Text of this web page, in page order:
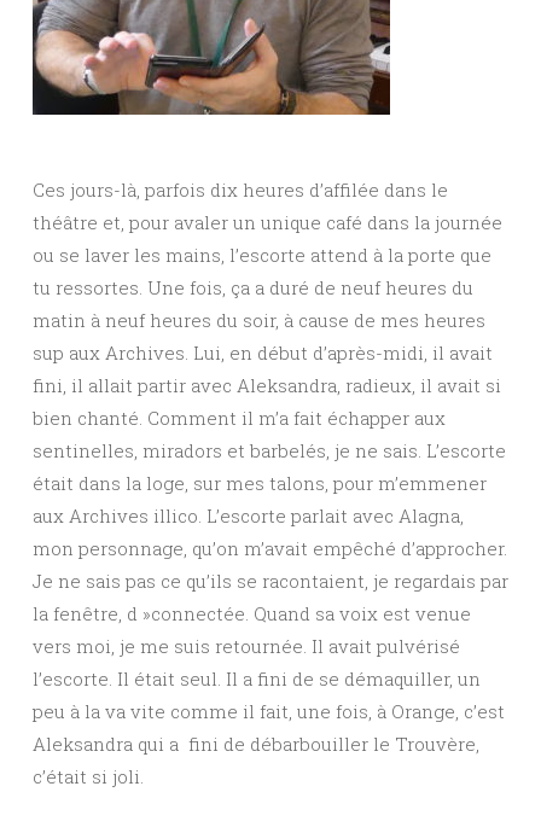
Ces jours-là, parfois dix heures d’affilée dans le
théâtre et, pour avaler un unique café dans la journée
ou se laver les mains, l’escorte attend à la porte que
tu ressortes. Une fois, ça a duré de neuf heures du
matin à neuf heures du soir, à cause de mes heures
sup aux Archives. Lui, en début d’après-midi, il avait
fini, il allait partir avec Aleksandra, radieux, il avait si
bien chanté. Comment il m’a fait échapper aux
sentinelles, miradors et barbelés, je ne sais. L’escorte
était dans la loge, sur mes talons, pour m’emmener
aux Archives illico. L’escorte parlait avec Alagna,
mon personnage, qu’on m’avait empêché d’approcher.
Je ne sais pas ce qu’ils se racontaient, je regardais par
la fenêtre, d »connectée. Quand sa voix est venue
vers moi, je me suis retournée. Il avait pulvérisé
l’escorte. Il était seul. Il a fini de se démaquiller, un
peu à la va vite comme il fait, une fois, à Orange, c’est
Aleksandra qui a fini de débarbouiller le Trouvère,
c’était si joli.